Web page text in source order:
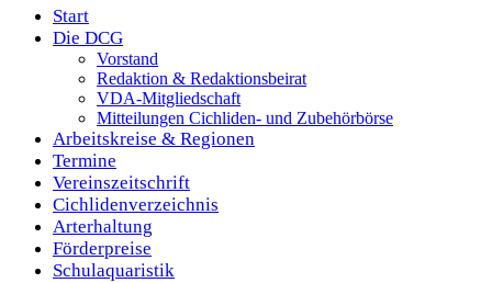
Start
Die DCG
Vorstand
Redaktion & Redaktionsbeirat
VDA-Mitgliedschaft
Mitteilungen Cichliden- und Zubehörbörse
Arbeitskreise & Regionen
Termine
Vereinszeitschrift
Cichlidenverzeichnis
Arterhaltung
Förderpreise
Schulaquaristik